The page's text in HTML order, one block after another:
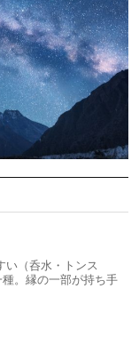
い（呑水・トンス
。縁の一部が持ち手